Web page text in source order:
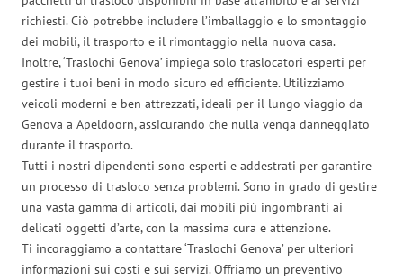
richiesti. Ciò potrebbe includere l’imballaggio e lo smontaggio
dei mobili, il trasporto e il rimontaggio nella nuova casa.
Inoltre, ‘Traslochi Genova’ impiega solo traslocatori esperti per
gestire i tuoi beni in modo sicuro ed efficiente. Utilizziamo
veicoli moderni e ben attrezzati, ideali per il lungo viaggio da
Genova a Apeldoorn, assicurando che nulla venga danneggiato
durante il trasporto.
Tutti i nostri dipendenti sono esperti e addestrati per garantire
un processo di trasloco senza problemi. Sono in grado di gestire
una vasta gamma di articoli, dai mobili più ingombranti ai
delicati oggetti d’arte, con la massima cura e attenzione.
Ti incoraggiamo a contattare ‘Traslochi Genova’ per ulteriori
informazioni sui costi e sui servizi. Offriamo un preventivo